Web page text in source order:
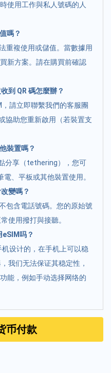
使用工作與私人號碼的人
嗎？
重複使用或儲值。當數據用
新方案。請在購買前確認
到 QR 碼怎麼辦？
請立即聯繫我們的客服團
協助您重新啟用（若裝置支
裝置嗎？
分享（tethering），您可
電、平板或其他裝置使用。
變嗎？
包含電話號碼。您的原始號
使用撥打與接聽。
吗？
设计的，在手机上可以稳
我们无法保证其稳定性，
能，例如手动选择网络的
币付款